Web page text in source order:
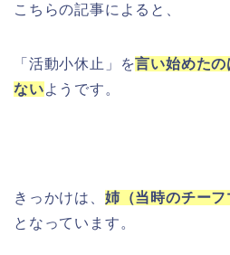
こちらの記事によると、
「活動小休止」を言い始めた
ないようです。
きっかけは、 姉（当時のチー
となっています。